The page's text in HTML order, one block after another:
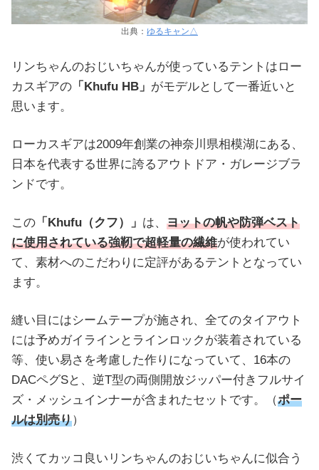
出典： ゆるキャン△
リンちゃんのおじいちゃんが使っているテントはロー
カスギアの 「Khufu HB」 がモデルとして一番近いと
思います。
ローカスギアは2009年創業の神奈川県相模湖にある、
日本を代表する世界に誇るアウトドア・ガレージブラ
ンドです。
この 「Khufu（クフ）」 は、 ヨットの帆や防弾ベスト
に使用されている強靭で超軽量の繊維が使われてい
て、素材へのこだわりに定評があるテントとなってい
ます。
縫い目にはシームテープが施され、全てのタイアウト
には予めガイラインとラインロックが装着されている
等、使い易さを考慮した作りになっていて、16本の
DACペグSと、逆T型の両側開放ジッパー付きフルサイ
ズ・メッシュインナーが含まれたセットです。（ポー
ルは別売り）
渋くてカッコ良いリンちゃんのおじいちゃんに似合う